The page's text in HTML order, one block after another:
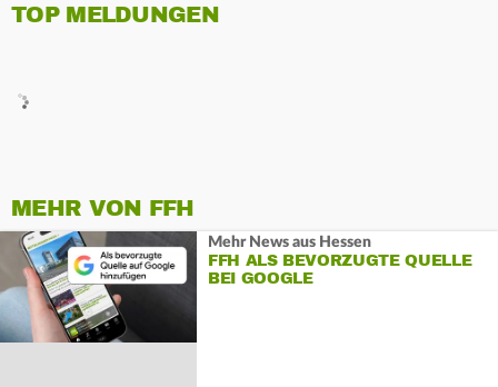
TOP MELDUNGEN
MEHR VON FFH
Mehr News aus Hessen
FFH ALS BEVORZUGTE QUELLE
BEI GOOGLE